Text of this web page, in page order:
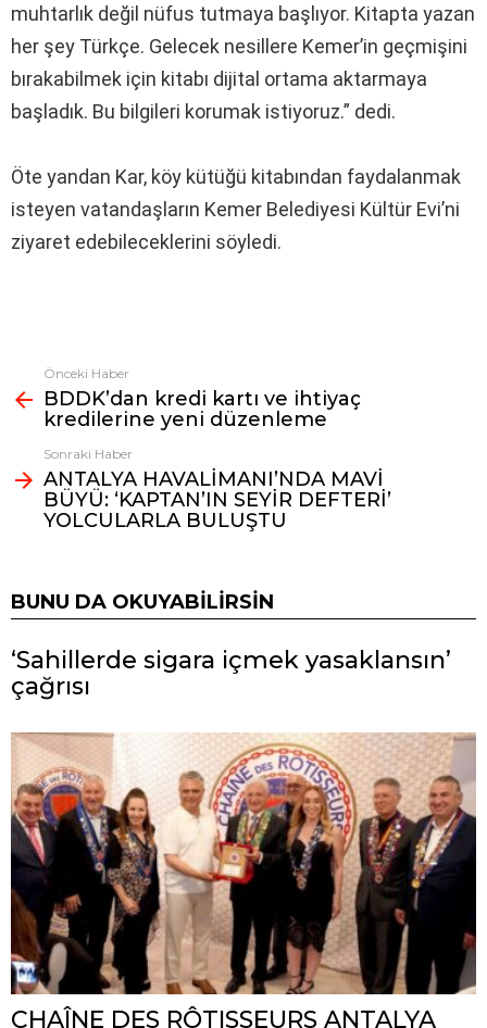
muhtarlık değil nüfus tutmaya başlıyor. Kitapta yazan
her şey Türkçe. Gelecek nesillere Kemer’in geçmişini
bırakabilmek için kitabı dijital ortama aktarmaya
başladık. Bu bilgileri korumak istiyoruz.” dedi.
Öte yandan Kar, köy kütüğü kitabından faydalanmak
isteyen vatandaşların Kemer Belediyesi Kültür Evi’ni
ziyaret edebileceklerini söyledi.
Fazlasına
bak
Önceki Haber
BDDK’dan kredi kartı ve ihtiyaç
kredilerine yeni düzenleme
Sonraki Haber
ANTALYA HAVALİMANI’NDA MAVİ
BÜYÜ: ‘KAPTAN’IN SEYİR DEFTERİ’
YOLCULARLA BULUŞTU
BUNU DA OKUYABILIRSIN
‘Sahillerde sigara içmek yasaklansın’
çağrısı
CHAÎNE DES RÔTISSEURS ANTALYA